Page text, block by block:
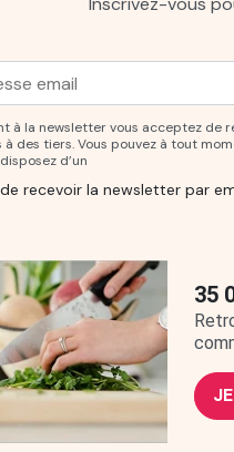
adresse mail pour vous
à la newsletter vous acceptez de
à des tiers. Vous pouvez à tout
d’un
recevoir la newsletter par
35